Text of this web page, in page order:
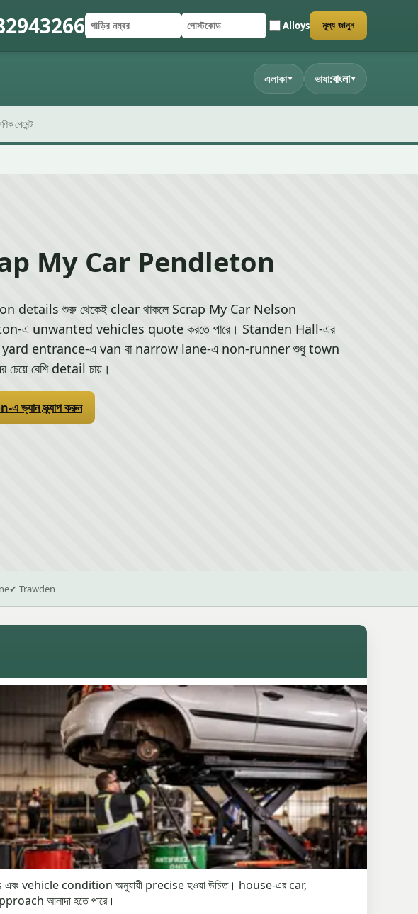
গাড়ির নম্বর
পোস্টকোড Alloys
ফর্ম জমা দিন মূল্য জানুন
এলাকা▾ ভাষা:বাংলা▾
পেমেন্ট
My Car Pendleton
details শুরু থেকেই clear থাকলে Scrap My Car Nelson
এ unwanted vehicles quote করতে পারে। Standen Hall-এর
yard entrance-এ van বা narrow lane-এ non-runner শুধু town
বেশি detail চায়।
ভ্যান স্ক্র্যাপ করুন
✔ Trawden
condition অনুযায়ী precise হওয়া উচিত। house-এর car,
আলাদা হতে পারে।